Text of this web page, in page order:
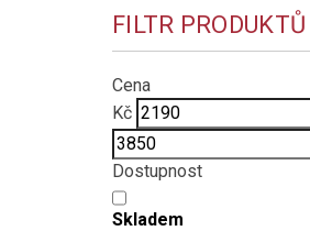
FILTR PRODUKTŮ
Cena
Kč
Dostupnost
Skladem